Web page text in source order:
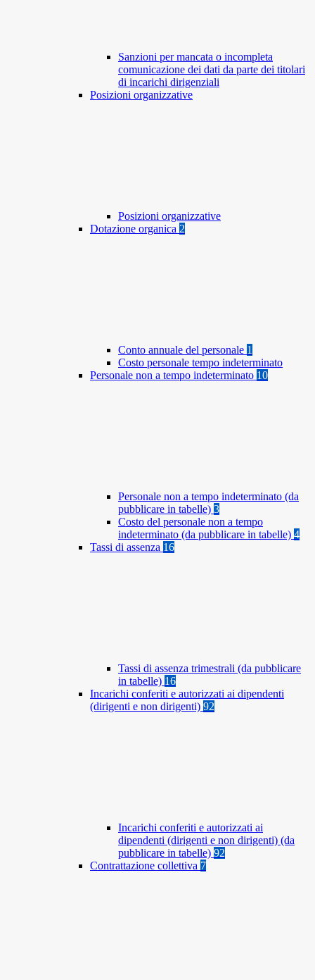
Sanzioni per mancata o incompleta
comunicazione dei dati da parte dei titolari
di incarichi dirigenziali
Posizioni organizzative
Posizioni organizzative
Dotazione organica 2
Conto annuale del personale 1
Costo personale tempo indeterminato
Personale non a tempo indeterminato 10
Personale non a tempo indeterminato (da
pubblicare in tabelle) 3
Costo del personale non a tempo
indeterminato (da pubblicare in tabelle) 4
Tassi di assenza 16
Tassi di assenza trimestrali (da pubblicare
in tabelle) 16
Incarichi conferiti e autorizzati ai dipendenti
(dirigenti e non dirigenti) 92
Incarichi conferiti e autorizzati ai
dipendenti (dirigenti e non dirigenti) (da
pubblicare in tabelle) 92
Contrattazione collettiva 7